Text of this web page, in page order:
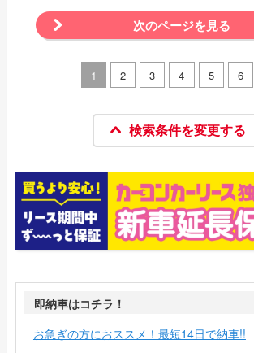
次のページを見る
1 2 3 4 5 6
検索条件を変更する
即納車はコチラ！
お急ぎの方におススメ！最短14日で納車!!